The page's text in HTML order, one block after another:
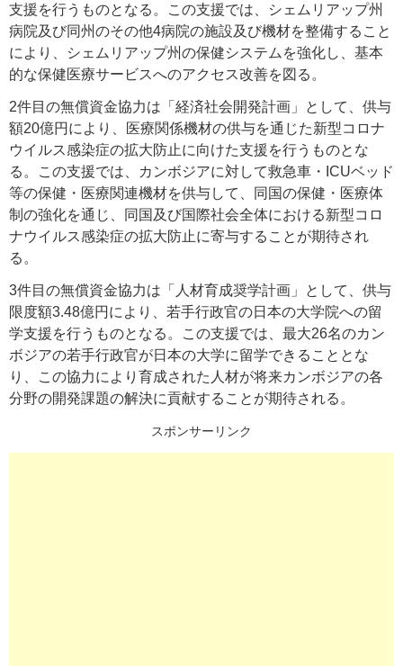
支援を行うものとなる。この支援では、シェムリアップ州
病院及び同州のその他4病院の施設及び機材を整備すること
により、シェムリアップ州の保健システムを強化し、基本
的な保健医療サービスへのアクセス改善を図る。
2件目の無償資金協力は「経済社会開発計画」として、供与
額20億円により、医療関係機材の供与を通じた新型コロナ
ウイルス感染症の拡大防止に向けた支援を行うものとな
る。この支援では、カンボジアに対して救急車・ICUベッド
等の保健・医療関連機材を供与して、同国の保健・医療体
制の強化を通じ、同国及び国際社会全体における新型コロ
ナウイルス感染症の拡大防止に寄与することが期待され
る。
3件目の無償資金協力は「人材育成奨学計画」として、供与
限度額3.48億円により、若手行政官の日本の大学院への留
学支援を行うものとなる。この支援では、最大26名のカン
ボジアの若手行政官が日本の大学に留学できることとな
り、この協力により育成された人材が将来カンボジアの各
分野の開発課題の解決に貢献することが期待される。
スポンサーリンク